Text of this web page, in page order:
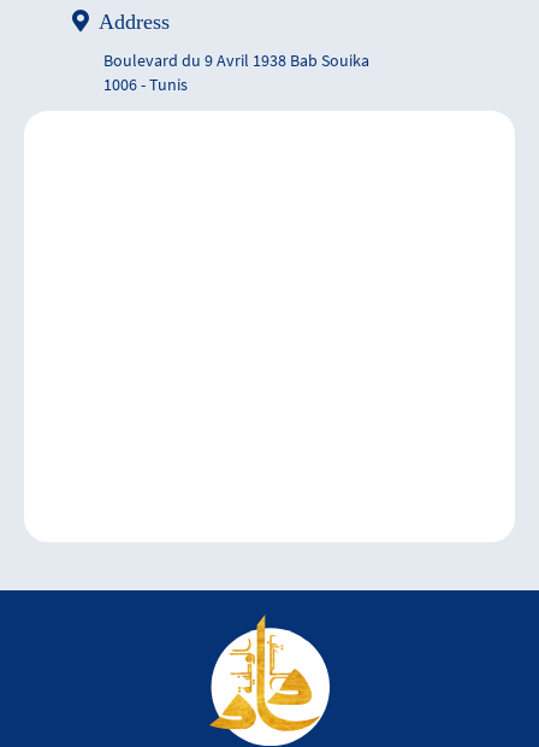
Address
Boulevard du 9 Avril 1938 Bab Souika
1006 - Tunis